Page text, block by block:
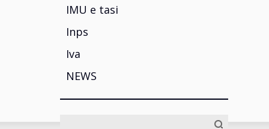
IMU e tasi
Inps
Iva
NEWS
Ricerca